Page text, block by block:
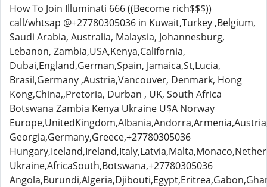
How To Join Illuminati 666 ((Become rich$$$))
call/whtsap @+27780305036 in Kuwait,Turkey ,Belgium,
Saudi Arabia, Australia, Malaysia, Johannesburg,
Lebanon, Zambia,USA,Kenya,California,
Dubai,England,German,Spain, Jamaica,St,Lucia,
Brasil,Germany ,Austria,Vancouver, Denmark, Hong
Kong,China,,Pretoria, Durban , UK, South Africa
Botswana Zambia Kenya Ukraine U$A Norway
Georgia,Germany,Greece,+27780305036
Ukraine,AfricaSouth,Botswana,+27780305036